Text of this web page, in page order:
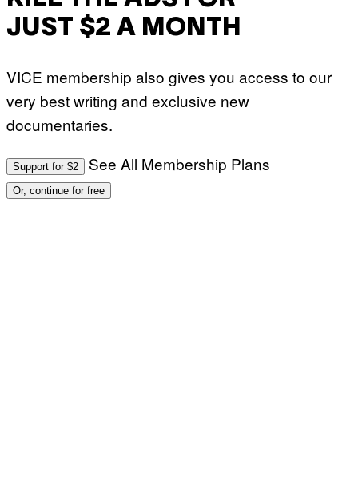
JUST $2 A MONTH
VICE membership also gives you access to our
very best writing and exclusive new
documentaries.
Support for $2 See All Membership Plans
Or, continue for free